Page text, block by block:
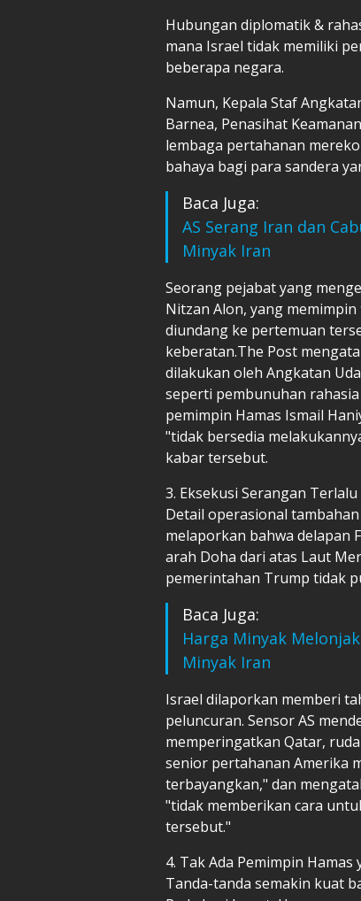
Hubungan diplomatik &
mana Israel tidak memiliki
beberapa negara.
Namun, Kepala Staf
Barnea, Penasihat
lembaga pertahanan
bahaya bagi para sandera
Baca Juga:
AS Serang Iran dan
Minyak Iran
Seorang pejabat yang
Nitzan Alon, yang
diundang ke pertemuan
keberatan.The Post
dilakukan oleh Angkatan
seperti pembunuhan
pemimpin Hamas Ismail
"tidak bersedia
kabar tersebut.
3. Eksekusi Serangan Terlalu
Detail operasional
melaporkan bahwa delapan
arah Doha dari atas Laut
pemerintahan Trump tidak
Baca Juga:
Harga Minyak
Minyak Iran
Israel dilaporkan memberi
peluncuran. Sensor AS
memperingatkan Qatar,
senior pertahanan Amerika
terbayangkan," dan
"tidak memberikan cara
tersebut."
4. Tak Ada Pemimpin Hamas
Tanda-tanda semakin kuat